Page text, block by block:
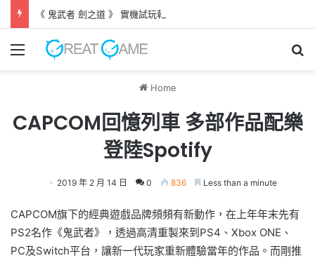
《 鬼武者 劍之道 》 實機試玩報告 源義經將是事件的起源！？
Menu
Home
CAPCOM回憶列車 多部作品配樂
登陸Spotify
2019 年 2 月 14 日 0 836 Less than a minute
CAPCOM旗下的經典遊戲品牌頻頻有新動作，在上年年末先有
PS2名作《鬼武者》，透過高清重製來到PS4、Xbox ONE、
PC及Switch平台，讓新一代玩家重新體驗當年的作品。而剛推